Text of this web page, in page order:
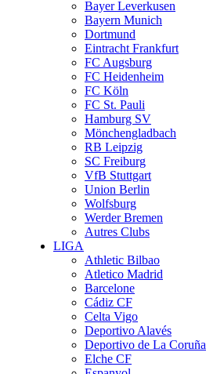
Bayer Leverkusen
Bayern Munich
Dortmund
Eintracht Frankfurt
FC Augsburg
FC Heidenheim
FC Köln
FC St. Pauli
Hamburg SV
Mönchengladbach
RB Leipzig
SC Freiburg
VfB Stuttgart
Union Berlin
Wolfsburg
Werder Bremen
Autres Clubs
LIGA
Athletic Bilbao
Atletico Madrid
Barcelone
Cádiz CF
Celta Vigo
Deportivo Alavés
Deportivo de La Coruña
Elche CF